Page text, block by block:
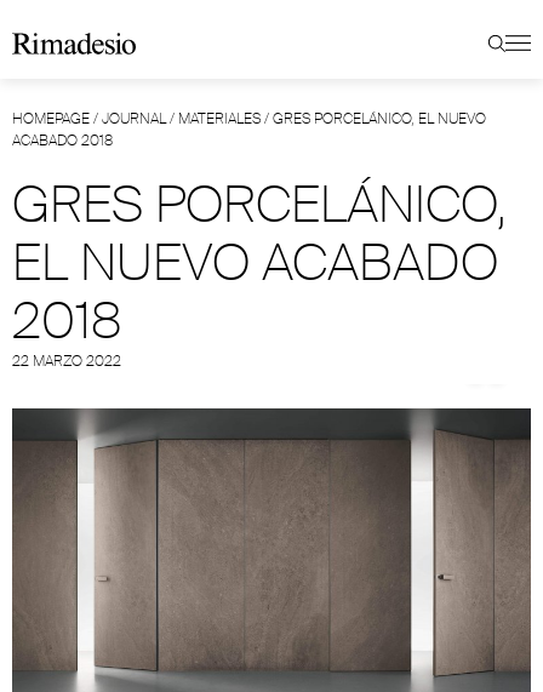
HOMEPAGE/JOURNAL/ MATERIALES/GRES PORCELÁNICO, EL NUEVO
ACABADO 2018
GRES PORCELÁNICO,
EL NUEVO ACABADO
2018
22 MARZO 2022